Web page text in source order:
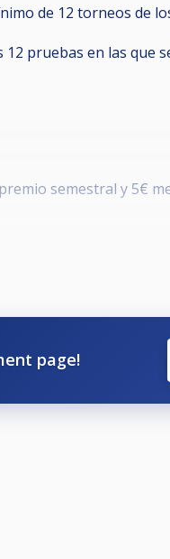
de 12 torneos de
pruebas en las que
semestral y 5€
el día 28/04/24
que se hubiese
page!